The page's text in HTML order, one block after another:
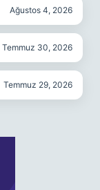
Ağustos 4, 2026
Temmuz 30, 2026
Temmuz 29, 2026